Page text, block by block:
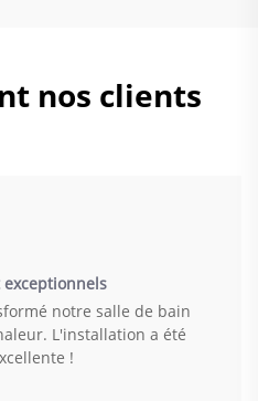
nos clients
notre salle de bain
L'installation a été
!